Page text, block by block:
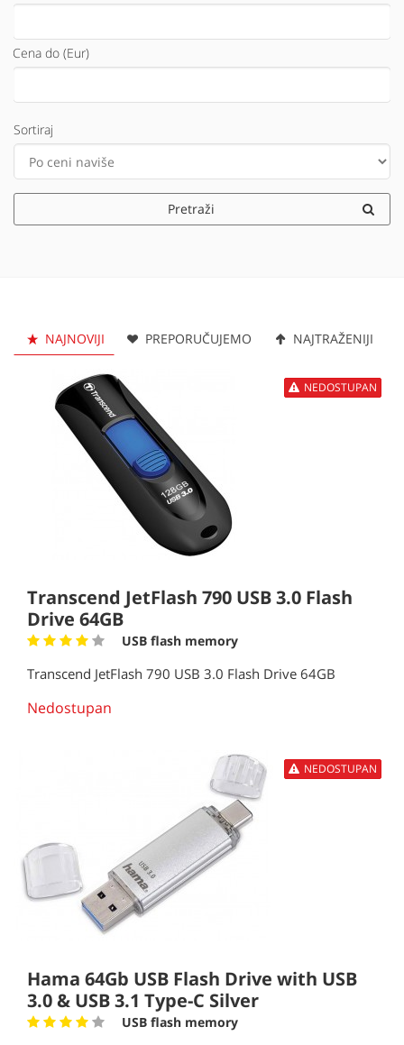
Cena do (Eur)
Sortiraj
Pretraži
NAJNOVIJI PREPORUČUJEMO NAJTRAŽENIJI
NEDOSTUPAN
Transcend JetFlash 790 USB 3.0 Flash
Drive 64GB
USB flash memory
Transcend JetFlash 790 USB 3.0 Flash Drive 64GB
Nedostupan
NEDOSTUPAN
Hama 64Gb USB Flash Drive with USB
3.0 & USB 3.1 Type-C Silver
USB flash memory